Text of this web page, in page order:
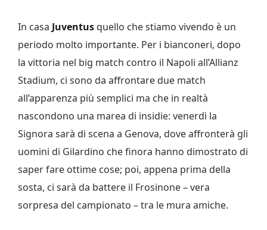
In casa Juventus quello che stiamo vivendo è un
periodo molto importante. Per i bianconeri, dopo
la vittoria nel big match contro il Napoli all’Allianz
Stadium, ci sono da affrontare due match
all’apparenza più semplici ma che in realtà
nascondono una marea di insidie: venerdì la
Signora sarà di scena a Genova, dove affronterà gli
uomini di Gilardino che finora hanno dimostrato di
saper fare ottime cose; poi, appena prima della
sosta, ci sarà da battere il Frosinone – vera
sorpresa del campionato – tra le mura amiche.